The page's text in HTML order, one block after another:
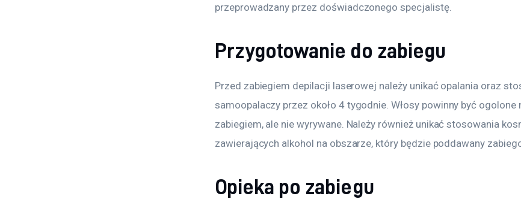
przeprowadzany przez doświadczonego specjalistę.
Przygotowanie do zabiegu
Przed zabiegiem depilacji laserowej należy unikać opalania oraz
samoopalaczy przez około 4 tygodnie. Włosy powinny być ogolone
zabiegiem, ale nie wyrywane. Należy również unikać stosowania
zawierających alkohol na obszarze, który będzie poddawany
Opieka po zabiegu